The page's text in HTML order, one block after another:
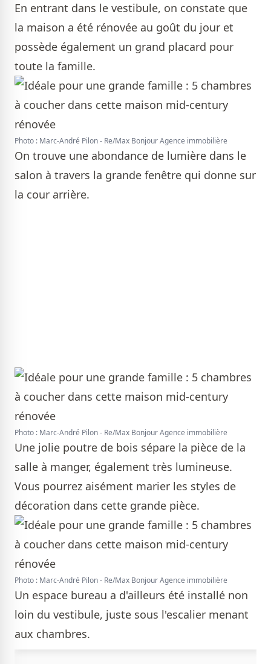
En entrant dans le vestibule, on constate que
la maison a été rénovée au goût du jour et
possède également un grand placard pour
toute la famille.
Photo : Marc-André Pilon - Re/Max Bonjour Agence immobilière
On trouve une abondance de lumière dans le
salon à travers la grande fenêtre qui donne sur
la cour arrière.
Photo : Marc-André Pilon - Re/Max Bonjour Agence immobilière
Une jolie poutre de bois sépare la pièce de la
salle à manger, également très lumineuse.
Vous pourrez aisément marier les styles de
décoration dans cette grande pièce.
Photo : Marc-André Pilon - Re/Max Bonjour Agence immobilière
Un espace bureau a d'ailleurs été installé non
loin du vestibule, juste sous l'escalier menant
aux chambres.